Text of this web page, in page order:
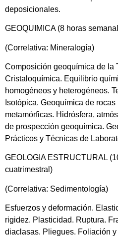
deposicionales.
GEOQUIMICA (8 horas
(Correlativa: Mineralogía)
Composición geoquímica de la
Cristaloquímica. Equilibrio
homogéneos y heterogéneos.
Isotópica. Geoquímica de
metamórficas. Hidrósfera,
de prospección geoquímica.
Prácticos y Técnicas de
GEOLOGIA ESTRUCTURAL
cuatrimestral)
(Correlativa: Sedimentología)
Esfuerzos y deformación.
rigidez. Plasticidad. Ruptura.
diaclasas. Pliegues. Foliación